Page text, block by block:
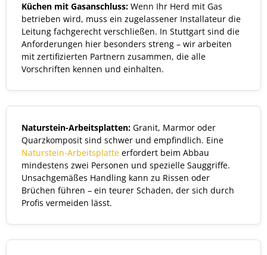
Küchen mit Gasanschluss: Wenn Ihr Herd mit Gas
betrieben wird, muss ein zugelassener Installateur die
Leitung fachgerecht verschließen. In Stuttgart sind die
Anforderungen hier besonders streng – wir arbeiten
mit zertifizierten Partnern zusammen, die alle
Vorschriften kennen und einhalten.
Naturstein-Arbeitsplatten: Granit, Marmor oder
Quarzkomposit sind schwer und empfindlich. Eine
Naturstein-Arbeitsplatte erfordert beim Abbau
mindestens zwei Personen und spezielle Sauggriffe.
Unsachgemäßes Handling kann zu Rissen oder
Brüchen führen – ein teurer Schaden, der sich durch
Profis vermeiden lässt.